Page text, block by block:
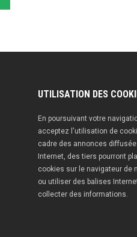
UTILISATION DES
En poursuivant votre
acceptez l'utilisation de
cadre des annonces
Internet, des tiers pourront
cookies sur le navigateur de
ou utiliser des balises
collecter des informations.